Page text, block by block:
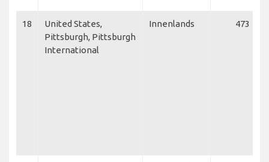
18
United States,
Pittsburgh, Pittsburgh
International
Innenlands 473